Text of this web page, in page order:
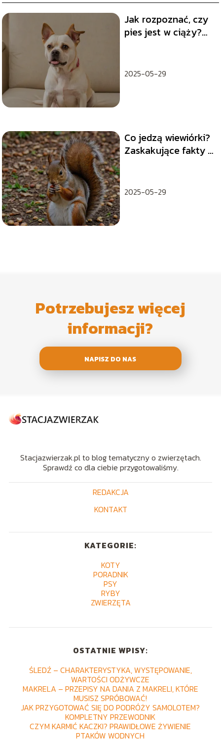
Jak rozpoznać, czy
pies jest w ciąży?
2025-05-29
Co jedzą wiewiórki?
Zaskakujące fakty o
2025-05-29
Potrzebujesz więcej
informacji?
NAPISZ DO NAS
Stacjazwierzak.pl to blog tematyczny o zwierzętach.
Sprawdź co dla ciebie przygotowaliśmy.
REDAKCJA
KONTAKT
KATEGORIE:
KOTY
PORADNIK
PSY
RYBY
ZWIERZĘTA
OSTATNIE WPISY:
ŚLEDŹ – CHARAKTERYSTYKA, WYSTĘPOWANIE,
WARTOŚCI ODŻYWCZE
MAKRELA – PRZEPISY NA DANIA Z MAKRELI, KTÓRE
MUSISZ SPRÓBOWAĆ!
JAK PRZYGOTOWAĆ SIĘ DO PODRÓŻY SAMOLOTEM?
KOMPLETNY PRZEWODNIK
CZYM KARMIĆ KACZKI? PRAWIDŁOWE ŻYWIENIE
PTAKÓW WODNYCH